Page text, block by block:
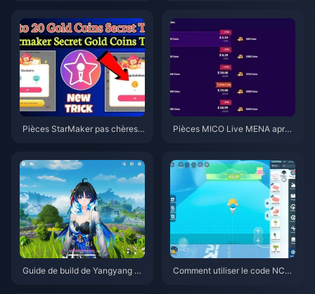
Pièces StarMaker pas chères p
n)
Pièces MICO Live MENA après
Guide de build de Yangyang Xu
Comment utiliser le code NCR